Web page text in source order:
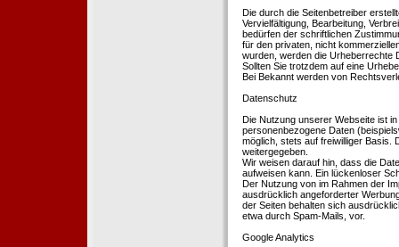
Die durch die Seitenbetreiber
Vervielfältigung, Bearbeitung,
bedürfen der schriftlichen
für den privaten, nicht
wurden, werden die Urheberrechte
Sollten Sie trotzdem auf eine
Bei Bekannt werden von
Datenschutz
Die Nutzung unserer Webseite ist
personenbezogene Daten
möglich, stets auf freiwilliger Basis.
weitergegeben.
Wir weisen darauf hin, dass die
aufweisen kann. Ein lückenloser
Der Nutzung von im Rahmen der
ausdrücklich angeforderter
der Seiten behalten sich
etwa durch Spam-Mails, vor.
Google Analytics